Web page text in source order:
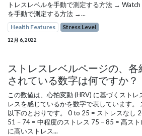
トレスレベルを手動で測定する方法 → Watch
を手動で測定する方法 →...
Health Features Stress Level
12月 6, 2022
ストレスレベルページの、
されている数字は何ですか？
この数値は、心拍変動 (HRV) に基づくスト
レスを感じているかを数字で表しています。
以下のとおりです。 0 to 25 = ストレスなし
51 – 74 = 中程度のストレス 75 – 85 = 高ス
に高いストレス...